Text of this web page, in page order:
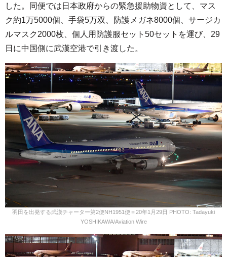
した。同便では日本政府からの緊急援助物資として、マス
ク約1万5000個、手袋5万双、防護メガネ8000個、サージカ
ルマスク2000枚、個人用防護服セット50セットを運び、29
日に中国側に武漢空港で引き渡した。
羽田を出発する武漢チャーター第2便NH1951便＝20年1月29日 PHOTO: Tadayuki
YOSHIKAWA/Aviation Wire